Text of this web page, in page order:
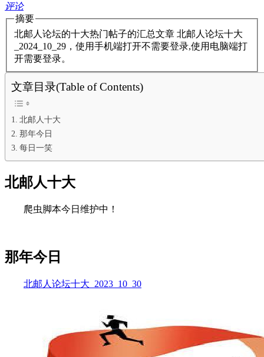
评论
摘要
北邮人论坛的十大热门帖子的汇总文章 北邮人论坛十大
_2024_10_29，使用手机端打开不需要登录,使用电脑端打
开需要登录。
文章目录(Table of Contents)
北邮人十大
那年今日
每日一笑
北邮人十大
爬虫脚本今日维护中！
那年今日
北邮人论坛十大_2023_10_30